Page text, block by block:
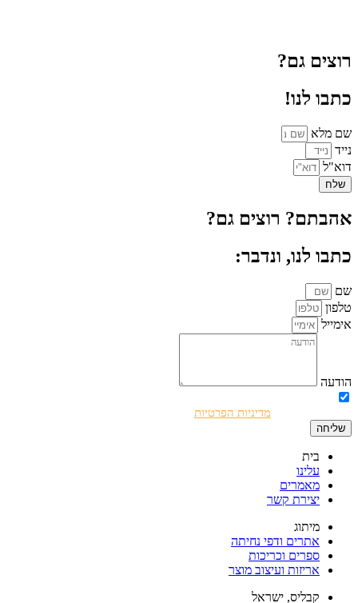
רוצים גם?
כתבו לנו!
שם מלא
נייד
דוא"ל
שלח
אהבתם? רוצים גם?
כתבו לנו, ונדבר:
שם
טלפון
אימייל
הודעה
מדיניות הפרטיות
שליחה
בית
עלינו
מאמרים
יצירת קשר
מיתוג
אתרים ודפי נחיתה
ספרים וכריכות
אריזות ועיצוב מוצר
קבליס, ישראל